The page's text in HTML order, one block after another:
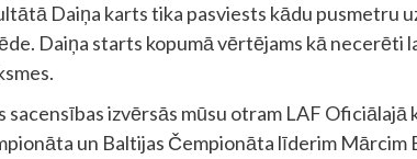
Daiņa karts tika pasviests kādu pusmetru
Daiņa starts kopumā vērtējams kā necerēti
sacensības izvērsās mūsu otram LAF
un Baltijas Čempionāta līderim Mārcim